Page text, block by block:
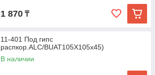
1 870 ₸
11-401 Под гипс
распкор.ALC/BUAT105X105х45)
В наличии